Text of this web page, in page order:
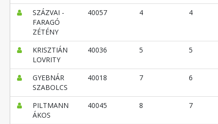
SZÁZVAI -
FARAGÓ
ZÉTÉNY
40057 4 4
KRISZTIÁN
LOVRITY
40036 5 5
GYEBNÁR
SZABOLCS
40018 7 6
PILTMANN
ÁKOS
40045 8 7